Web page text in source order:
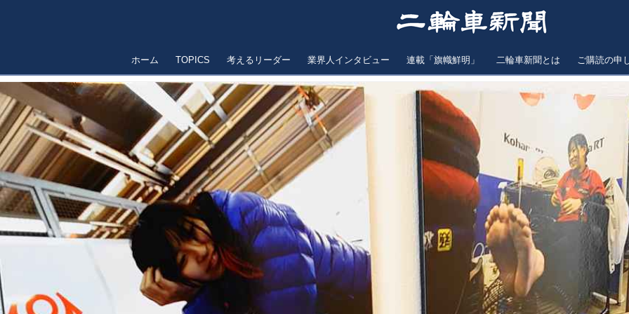
ホーム TOPICS 考えるリーダー 業界人インタビュー 連載「旗幟鮮明」 二輪車新聞とは ご購読の申